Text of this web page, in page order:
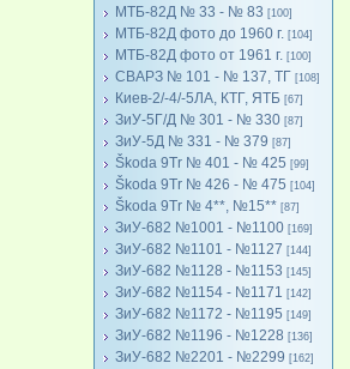
МТБ-82Д № 33 - № 83 [100]
МТБ-82Д фото до 1960 г. [104]
МТБ-82Д фото от 1961 г. [100]
СВАРЗ № 101 - № 137, ТГ [108]
Киев-2/-4/-5ЛА, КТГ, ЯТБ [67]
ЗиУ-5Г/Д № 301 - № 330 [87]
ЗиУ-5Д № 331 - № 379 [87]
Škoda 9Tr № 401 - № 425 [99]
Škoda 9Tr № 426 - № 475 [104]
Škoda 9Tr № 4**, №15** [87]
ЗиУ-682 №1001 - №1100 [169]
ЗиУ-682 №1101 - №1127 [144]
ЗиУ-682 №1128 - №1153 [145]
ЗиУ-682 №1154 - №1171 [142]
ЗиУ-682 №1172 - №1195 [149]
ЗиУ-682 №1196 - №1228 [136]
ЗиУ-682 №2201 - №2299 [162]